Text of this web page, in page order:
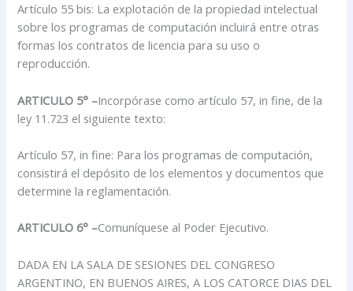
Artículo 55 bis: La explotación de la propiedad intelectual
sobre los programas de computación incluirá entre otras
formas los contratos de licencia para su uso o
reproducción.
ARTICULO 5° –Incorpórase como artículo 57, in fine, de la
ley 11.723 el siguiente texto:
Artículo 57, in fine: Para los programas de computación,
consistirá el depósito de los elementos y documentos que
determine la reglamentación.
ARTICULO 6° –Comuníquese al Poder Ejecutivo.
DADA EN LA SALA DE SESIONES DEL CONGRESO
ARGENTINO, EN BUENOS AIRES, A LOS CATORCE DIAS DEL